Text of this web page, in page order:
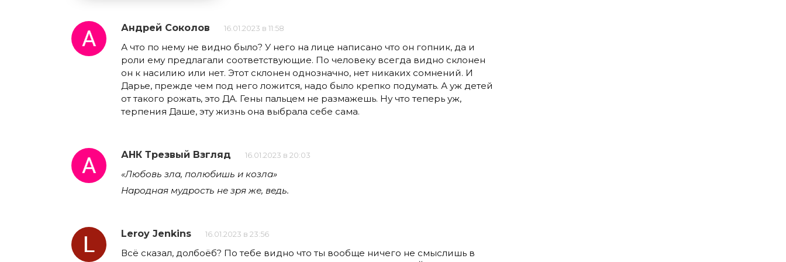
Андрей Соколов 16.01.2023 в 11:58
А что по нему не видно было? У него на лице написано что он гопник, да и
роли ему предлагали соответствующие. По человеку всегда видно склонен
он к насилию или нет. Этот склонен однозначно, нет никаких сомнений. И
Дарье, прежде чем под него ложится, надо было крепко подумать. А уж детей
от такого рожать, это ДА. Гены пальцем не размажешь. Ну что теперь уж,
терпения Даше, эту жизнь она выбрала себе сама.
АНК Трезвый Взгляд 16.01.2023 в 20:03
«Любовь зла, полюбишь и козла»
Народная мудрость не зря же, ведь.
Leroy Jenkins 16.01.2023 в 23:56
Всё сказал, долбоёб? По тебе видно что ты вообще ничего не смыслишь в